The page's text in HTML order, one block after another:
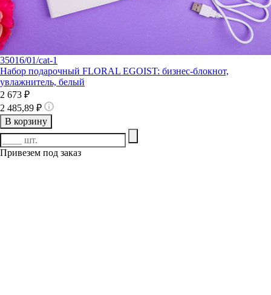
35016/01/cat-1
Набор подарочный FLORAL EGOIST: бизнес-блокнот,
увлажнитель, белый
2 673 ₽
2 485,89 ₽
В корзину
Привезем под заказ